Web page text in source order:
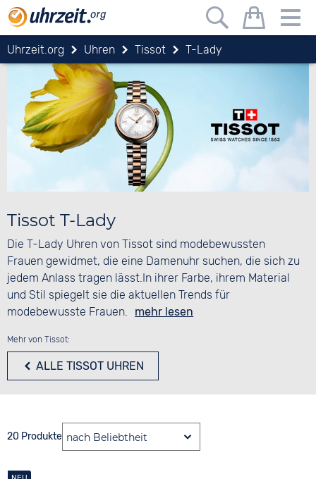
Uhrzeit.org Uhren Tissot T-Lady
Tissot T-Lady
Die T-Lady Uhren von Tissot sind modebewussten
Frauen gewidmet, die eine Damenuhr suchen, die sich zu
jedem Anlass tragen lässt.In ihrer Farbe, ihrem Material
und Stil spiegelt sie die aktuellen Trends für
modebewusste Frauen.
mehr lesen
Mehr von Tissot:
ALLE TISSOT UHREN
20 Produkte